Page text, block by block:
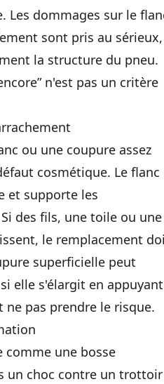
Les dommages sur le
sont pris au sérieux,
la structure du pneu.
n'est pas un critère
ou une coupure assez
cosmétique. Le flanc
et supporte les
des fils, une toile ou une
le remplacement
superficielle peut
elle s'élargit en appuyant
pas prendre le risque.
comme une bosse
un choc contre un trottoir